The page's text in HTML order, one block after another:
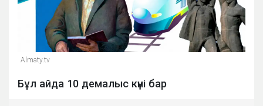
Almaty.tv
Бұл айда 10 демалыс күні бар